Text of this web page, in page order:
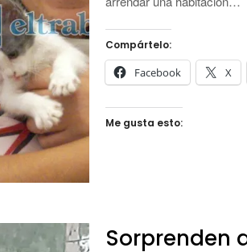
Compártelo:
Facebook X
Me gusta esto:
Sorprenden